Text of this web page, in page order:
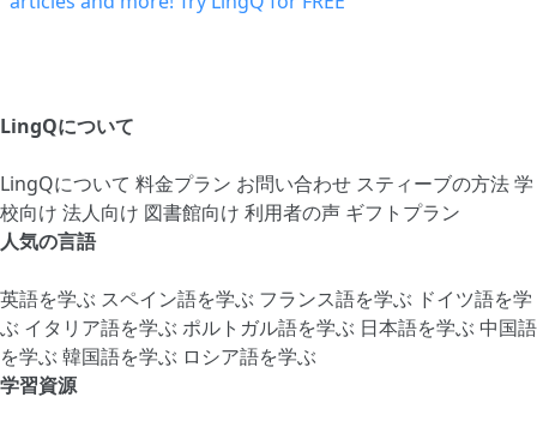
LingQについて
LingQについて 料金プラン お問い合わせ スティーブの方法学
校向け 法人向け 図書館向け 利用者の声 ギフトプラン
人気の言語
英語を学ぶ スペイン語を学ぶ フランス語を学ぶ ドイツ語を学
ぶ イタリア語を学ぶ ポルトガル語を学ぶ 日本語を学ぶ 中国語
を学ぶ 韓国語を学ぶ ロシア語を学ぶ
学習資源